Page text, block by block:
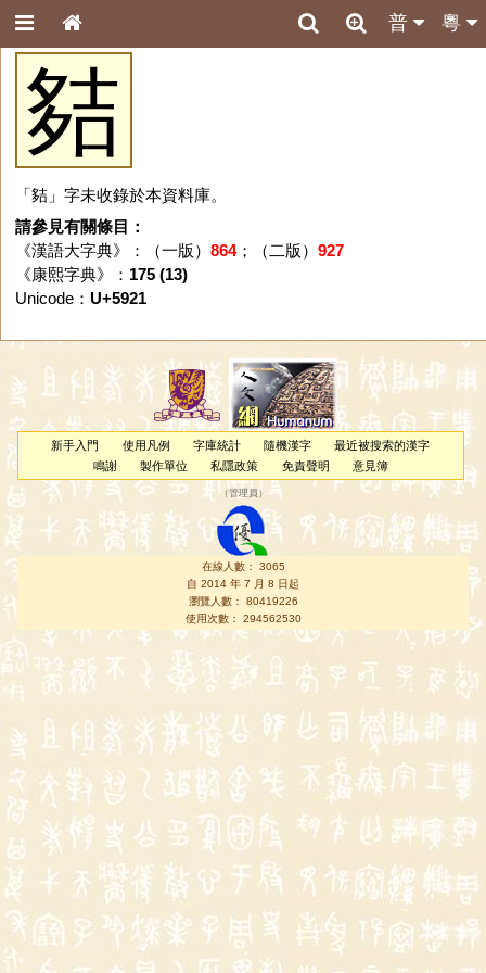
粵
普
夡
「夡」字未收錄於本資料庫。
請參見有關條目：
《漢語大字典》：（一版） 864；（二版） 927
《康熙字典》： 175 (13)
Unicode： U+5921
新手入門 使用凡例 字庫統計 隨機漢字
最近被搜索的漢字
鳴謝
製作單位 私隱政策 免責聲明 意見簿
（管理員 ）
在線人數： 3065
自 2014 年 7 月 8 日起
瀏覽人數： 80419226
使用次數： 294562530